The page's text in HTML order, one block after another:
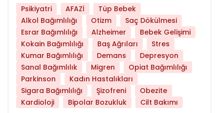
Psikiyatri AFAZİ
Tüp Bebek
Alkol Bağımlılığı
Otizm
Saç Dökülmesi
Esrar Bağımlılığı
Alzheimer
Bebek Gelişimi
Kokain Bağımlılığı
Baş Ağrıları
Stres
Kumar Bağımlılığı
Demans
Depresyon
Sanal Bağımlılık
Migren
Opiat Bağımlılığı
Parkinson
Kadın Hastalıkları
Sigara Bağımlılığı
Şizofreni
Obezite
Kardioloji
Bipolar Bozukluk Cilt Bakımı